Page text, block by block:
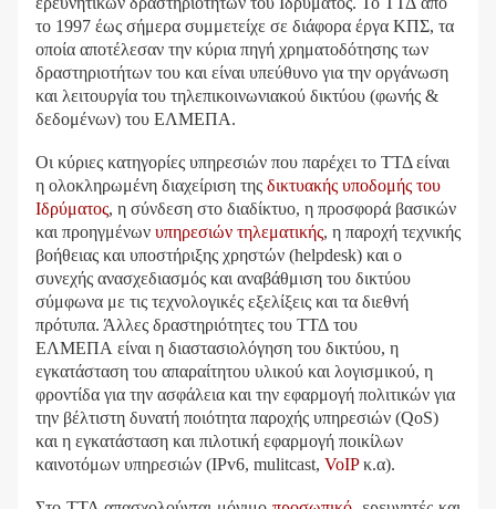
το 1997 έως σήμερα συμμετείχε σε διάφορα έργα ΚΠΣ, τα
οποία αποτέλεσαν την κύρια πηγή χρηματοδότησης των
δραστηριοτήτων του και είναι υπεύθυνο για την οργάνωση
και λειτουργία του τηλεπικοινωνιακού δικτύου (φωνής &
δεδομένων) του ΕΛΜΕΠΑ.
Οι κύριες κατηγορίες υπηρεσιών που παρέχει το ΤΤΔ είναι
η ολοκληρωμένη διαχείριση της δικτυακής υποδομής του
Ιδρύματος, η σύνδεση στο διαδίκτυο, η προσφορά βασικών
και προηγμένων υπηρεσιών τηλεματικής, η παροχή τεχνικής
βοήθειας και υποστήριξης χρηστών (helpdesk) και ο
συνεχής ανασχεδιασμός και αναβάθμιση του δικτύου
σύμφωνα με τις τεχνολογικές εξελίξεις και τα διεθνή
πρότυπα. Άλλες δραστηριότητες του ΤΤΔ του
ΕΛΜΕΠΑ είναι η διαστασιολόγηση του δικτύου, η
εγκατάσταση του απαραίτητου υλικού και λογισμικού, η
φροντίδα για την ασφάλεια και την εφαρμογή πολιτικών για
την βέλτιστη δυνατή ποιότητα παροχής υπηρεσιών (QoS)
και η εγκατάσταση και πιλοτική εφαρμογή ποικίλων
καινοτόμων υπηρεσιών (IPv6, mulitcast, VoIPκ.α).